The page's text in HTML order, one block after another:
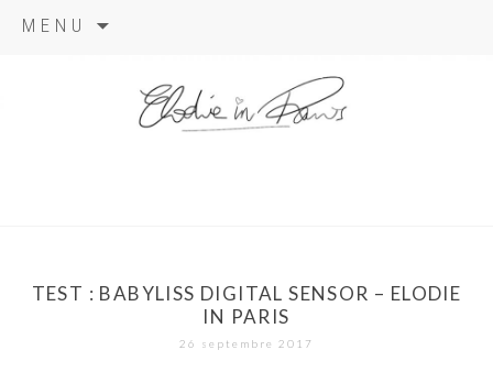
MENU
TEST : BABYLISS DIGITAL SENSOR – ELODIE
IN PARIS
26 septembre 2017